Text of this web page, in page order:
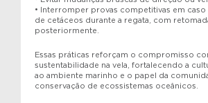
• Interromper provas competitivas em caso
de cetáceos durante a regata, com
posteriormente.
Essas práticas reforçam o compromisso
sustentabilidade na vela, fortalecendo a
ao ambiente marinho e o papel da
conservação de ecossistemas oceânicos.